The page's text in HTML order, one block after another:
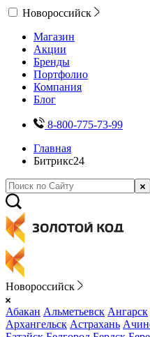
Новороссийск
Магазин
Акции
Бренды
Портфолио
Компания
Блог
8-800-775-73-99
Главная
Битрикс24
Новороссийск
Абакан Альметьевск Ангарск
Архангельск Астрахань